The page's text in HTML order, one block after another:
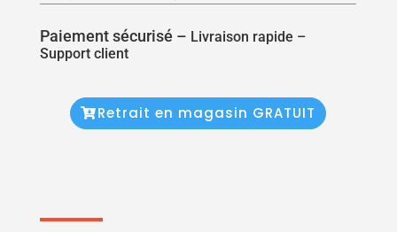
Paiement sécurisé – Livraison rapide –
Support client
Retrait en magasin GRATUIT